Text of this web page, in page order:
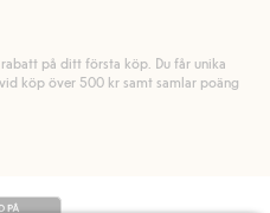
på ditt första köp. Du får unika
köp över 500 kr samt samlar poäng